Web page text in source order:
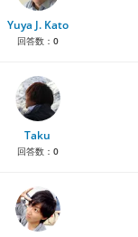
Yuya J. Kato
回答数： 0
Taku
回答数： 0